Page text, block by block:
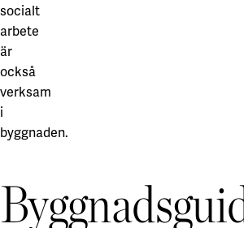
socialt
arbete
är
också
verksam
i
byggnaden.